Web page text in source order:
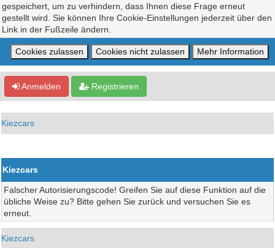
gespeichert, um zu verhindern, dass Ihnen diese Frage erneut
gestellt wird. Sie können Ihre Cookie-Einstellungen jederzeit über den
Link in der Fußzeile ändern.
Anmelden Registrieren
Kiezcars
Kiezcars
Falscher Autorisierungscode! Greifen Sie auf diese Funktion auf die
übliche Weise zu? Bitte gehen Sie zurück und versuchen Sie es
erneut.
Kiezcars